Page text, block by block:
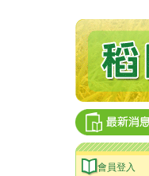
會員登入